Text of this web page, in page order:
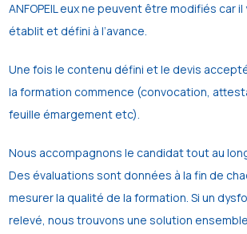
ANFOPEIL eux ne peuvent être modifiés car
établit et défini à l’avance.
Une fois le contenu défini et le devis
la formation commence (convocation,
feuille émargement etc).
Nous accompagnons le candidat tout au
Des évaluations sont données à la fin de
mesurer la qualité de la formation. Si un
relevé, nous trouvons une solution